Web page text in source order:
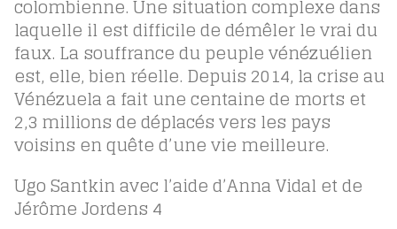
colombienne. Une situation complexe dans
laquelle il est difficile de démêler le vrai du
faux. La souffrance du peuple vénézuélien
est, elle, bien réelle. Depuis 2014, la crise au
Vénézuela a fait une centaine de morts et
2,3 millions de déplacés vers les pays
voisins en quête d’une vie meilleure.
Ugo Santkin avec l’aide d’Anna Vidal et de
Jérôme Jordens 4